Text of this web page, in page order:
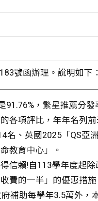
號函辦理。說明如下：
，繁星推薦分
各項評比，年年名列
名、英國2025「QS亞
教育中心」。
信賴!自113學年度起
費的一半」的優惠措施
補助每學年3.5萬外，